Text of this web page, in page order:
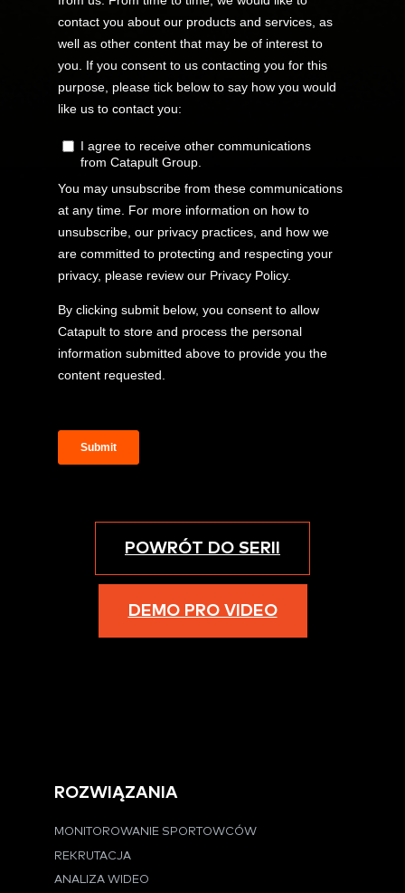
POWRÓT DO SERII
DEMO PRO VIDEO
ROZWIĄZANIA
MONITOROWANIE SPORTOWCÓW
REKRUTACJA
ANALIZA WIDEO